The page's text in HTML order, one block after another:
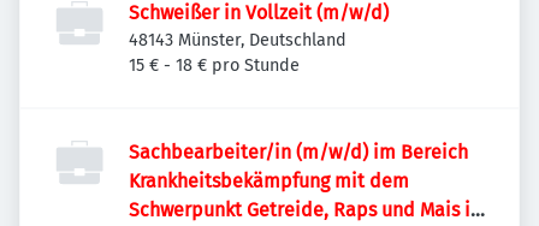
Schweißer in Vollzeit (m/w/d)
48143 Münster, Deutschland
15 € - 18 € pro Stunde
Sachbearbeiter/in (m/w/d) im Bereich
Krankheitsbekämpfung mit dem
Schwerpunkt Getreide, Raps und Mais im